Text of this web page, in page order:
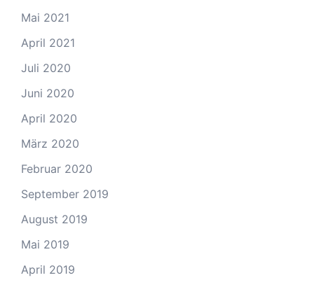
Mai 2021
April 2021
Juli 2020
Juni 2020
April 2020
März 2020
Februar 2020
September 2019
August 2019
Mai 2019
April 2019